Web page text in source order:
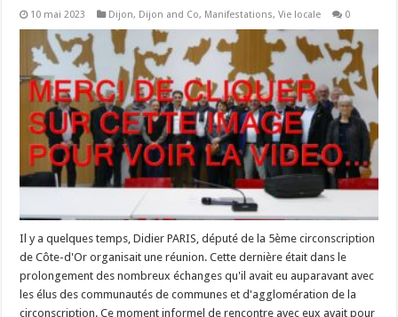
10 mai 2023 Dijon, Dijon and Co, Manifestations,Vie locale 0
Il y a quelques temps, Didier PARIS, député de la 5ème circonscription
de Côte-d'Or organisait une réunion. Cette dernière était dans le
prolongement des nombreux échanges qu'il avait eu auparavant avec
les élus des communautés de communes et d'agglomération de la
circonscription. Ce moment informel de rencontre avec eux avait pour